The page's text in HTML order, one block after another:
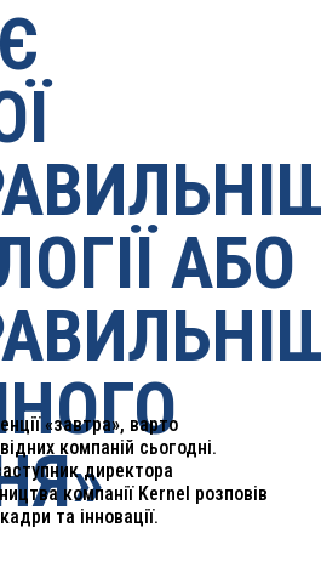
АБО
«завтра», варто
компаній сьогодні.
директора
компанії Kernel розповів
та інновації.